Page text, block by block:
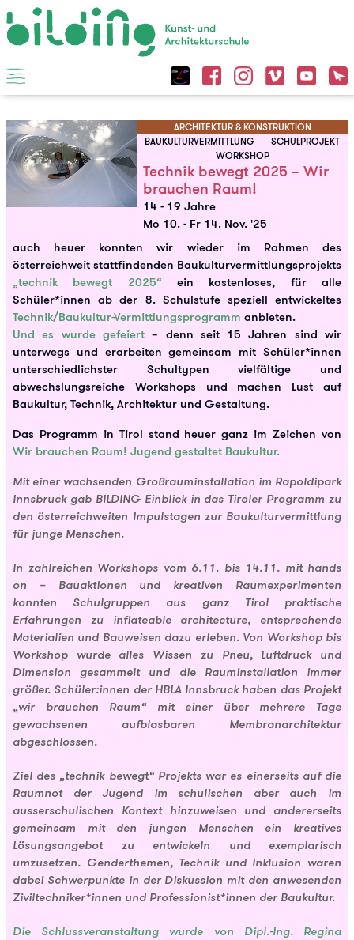
ARCHITEKTUR & KONSTRUKTION
BAUKULTURVERMITTLUNG
SCHULPROJEKT
WORKSHOP
Technik bewegt 2025 – Wir
brauchen Raum!
14 - 19 Jahre
Mo 10.- Fr 14. Nov. '25
auch heuer konnten wir wieder im Rahmen des
österreichweit stattfindenden Baukulturvermittlungsprojekts
„technik bewegt 2025“ ein kostenloses, für alle
Schüler*innen ab der 8. Schulstufe speziell entwickeltes
Technik/Baukultur-Vermittlungsprogramm anbieten.
Und es wurde gefeiert– denn seit 15 Jahren sind wir
unterwegs und erarbeiten gemeinsam mit Schüler*innen
unterschiedlichster Schultypen vielfältige und
abwechslungsreiche Workshops und machen Lust auf
Baukultur, Technik, Architektur und Gestaltung.
Das Programm in Tirol stand heuer ganz im Zeichen von
Wir brauchen Raum! Jugend gestaltet Baukultur.
Mit einer wachsenden Großrauminstallation im Rapoldipark
Innsbruck gab BILDING Einblick in das Tiroler Programm zu
den österreichweiten Impulstagen zur Baukulturvermittlung
für junge Menschen.
In zahlreichen Workshops vom 6.11. bis 14.11. mit hands
on – Bauaktionen und kreativen Raumexperimenten
konnten Schulgruppen aus ganz Tirol praktische
Erfahrungen zu inflateable architecture, entsprechende
Materialien und Bauweisen dazu erleben. Von Workshop bis
Workshop wurde alles Wissen zu Pneu, Luftdruck und
Dimension gesammelt und die Rauminstallation immer
größer. Schüler:innen der HBLA Innsbruck haben das Projekt
„wir brauchen Raum“ mit einer über mehrere Tage
gewachsenen aufblasbaren Membranarchitektur
abgeschlossen.
Ziel des „technik bewegt“ Projekts war es einerseits auf die
Raumnot der Jugend im schulischen aber auch im
ausserschulischen Kontext hinzuweisen und andererseits
gemeinsam mit den jungen Menschen ein kreatives
Lösungsangebot zu entwickeln und exemplarisch
umzusetzen. Genderthemen, Technik und Inklusion waren
dabei Schwerpunkte in der Diskussion mit den anwesenden
Ziviltechniker*innen und Professionist*innen der Baukultur.
Die Schlussveranstaltung wurde von Dipl.-Ing. Regina